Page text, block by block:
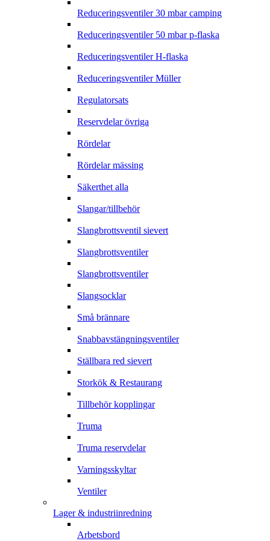
Reduceringsventiler 30 mbar camping
Reduceringsventiler 50 mbar p-flaska
Reduceringsventiler H-flaska
Reduceringsventiler Müller
Regulatorsats
Reservdelar övriga
Rördelar
Rördelar mässing
Säkerthet alla
Slangar/tillbehör
Slangbrottsventil sievert
Slangbrottsventiler
Slangbrottsventiler
Slangsocklar
Små brännare
Snabbavstängningsventiler
Ställbara red sievert
Storkök & Restaurang
Tillbehör kopplingar
Truma
Truma reservdelar
Varningsskyltar
Ventiler
Lager & industriinredning
Arbetsbord